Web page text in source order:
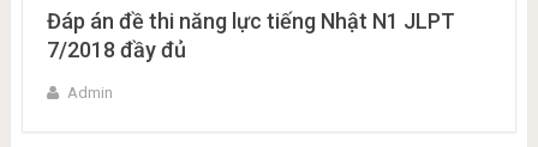
Đáp án đề thi năng lực tiếng Nhật N1 JLPT
7/2018 đầy đủ
Admin